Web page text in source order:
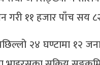
गरी ११ हजार पाँच सय
२४ घण्टामा १२